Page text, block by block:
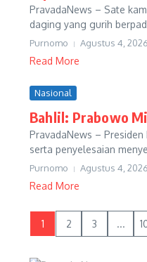
PravadaNews – Sate
daging yang gurih
Purnomo Agustus 4, 2026
Read More
Nasional
Bahlil: Prabowo
PravadaNews –
serta penyelesaian
Purnomo Agustus 4, 2026
Read More
1 2 3 ...